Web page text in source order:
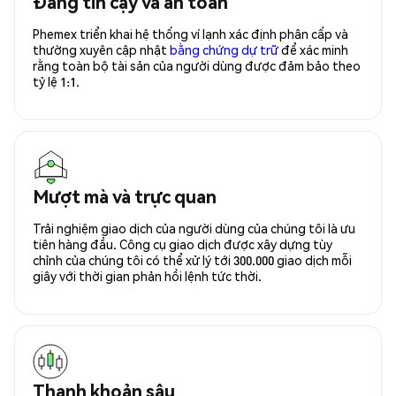
Phemex triển khai hệ thống ví lạnh xác định phân cấp và
thường xuyên cập nhật bằng chứng dự trữđể xác minh
rằng toàn bộ tài sản của người dùng được đảm bảo theo
tỷ lệ 1:1.
Mượt mà và trực quan
Trải nghiệm giao dịch của người dùng của chúng tôi là ưu
tiên hàng đầu. Công cụ giao dịch được xây dựng tùy
chỉnh của chúng tôi có thể xử lý tới 300.000 giao dịch mỗi
giây với thời gian phản hồi lệnh tức thời.
Thanh khoản sâu